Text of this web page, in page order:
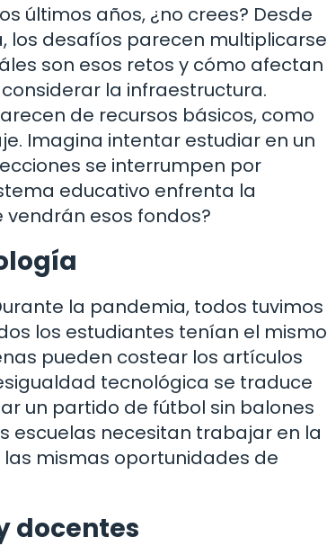
últimos años, ¿no crees? Desde
desafíos parecen multiplicarse
son esos retos y cómo afectan
la infraestructura.
de recursos básicos, como
Imagina intentar estudiar en un
se interrumpen por
educativo enfrenta la
vendrán esos fondos?
la pandemia, todos tuvimos
los estudiantes tenían el mismo
pueden costear los artículos
tecnológica se traduce
un partido de fútbol sin balones
escuelas necesitan trabajar en la
mismas oportunidades de
docentes